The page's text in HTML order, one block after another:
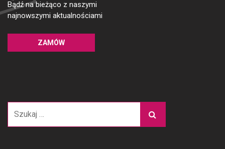
Bądź na bieżąco z naszymi
najnowszymi aktualnościami
ZAMÓW